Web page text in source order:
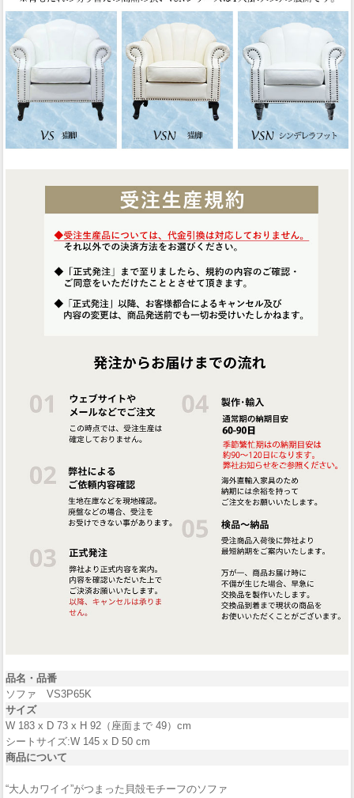
品名・ 品番
ソファ VS3P65K
サイズ
W 183 x D 73 x H 92（座面まで 49）cm
シートサイズ:W 145 x D 50 cm
商品について
“大人カワイイ”がつまった貝殻モチーフのソファ